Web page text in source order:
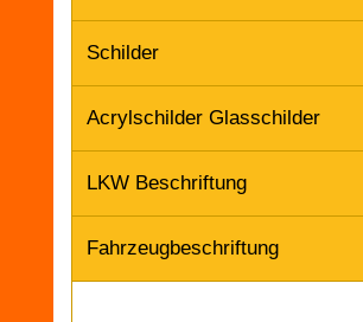
Schilder
Acrylschilder Glasschilder
LKW Beschriftung
Fahrzeugbeschriftung